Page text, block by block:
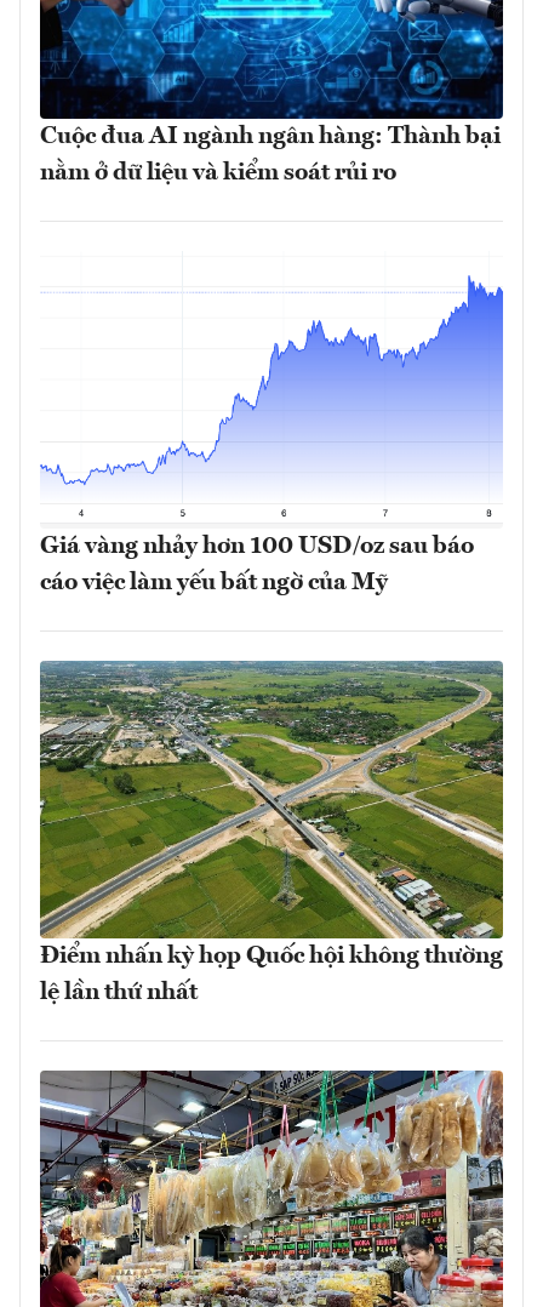
Cuộc đua AI ngành ngân hàng: Thành bại
nằm ở dữ liệu và kiểm soát rủi ro
Giá vàng nhảy hơn 100 USD/oz sau báo
cáo việc làm yếu bất ngờ của Mỹ
Điểm nhấn kỳ họp Quốc hội không thường
lệ lần thứ nhất